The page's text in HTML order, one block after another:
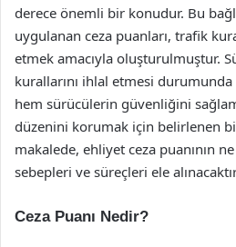
derece önemli bir konudur. Bu
uygulanan ceza puanları, trafik
etmek amacıyla oluşturulmuştur.
kurallarını ihlal etmesi durumunda
hem sürücülerin güvenliğini
düzenini korumak için belirlenen
makalede, ehliyet ceza puanının ne
sebepleri ve süreçleri ele
Ceza Puanı Nedir?